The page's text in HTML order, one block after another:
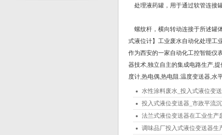
处理液药罐，用于通过软管连接
螺纹杆，横向转动连接于所述罐
式液位计】工业废水自动化处理工
作为西安的一家自动化工控智能仪
器技术,独立自主的集成电路生产,
度计,热电偶,热电阻.温度变送器,水
水性涂料废水_投入式液位变
投入式液位变送器_市政平流
法兰式液位变送器在工业生产
调味品厂投入式液位变送器生